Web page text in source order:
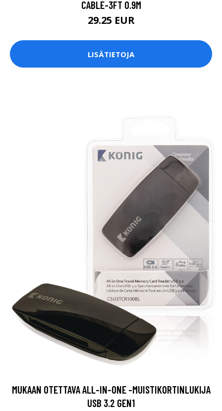
CABLE-3FT 0.9M
29.25 EUR
LISÄTIETOJA
MUKAAN OTETTAVA ALL-IN-ONE -MUISTIKORTINLUKIJA
USB 3.2 GEN1